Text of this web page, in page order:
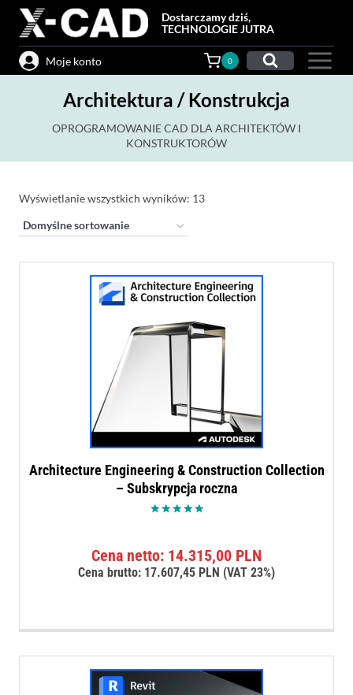
Przejdź
treści
Dostarczamy dziś,
TECHNOLOGIE JUTRA
Moje konto 0
Architektura / Konstrukcja
OPROGRAMOWANIE CAD DLA ARCHITEKTÓW I
KONSTRUKTORÓW
Wyświetlanie wszystkich wyników: 13
Architecture Engineering & Construction Collection
– Subskrypcja roczna
Cena netto: 14.315,00 PLN
Cena brutto: 17.607,45 PLN (VAT 23%)